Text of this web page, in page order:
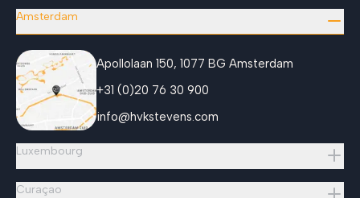
Amsterdam
Apollolaan 150, 1077 BG Amsterdam
+31 (0)20 76 30 900
info@hvkstevens.com
Luxembourg
Curaçao